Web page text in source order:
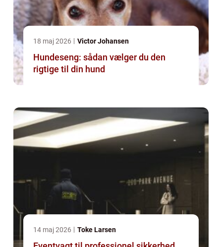
18 maj 2026 Victor Johansen
Hundeseng: sådan vælger du den
rigtige til din hund
14 maj 2026 Toke Larsen